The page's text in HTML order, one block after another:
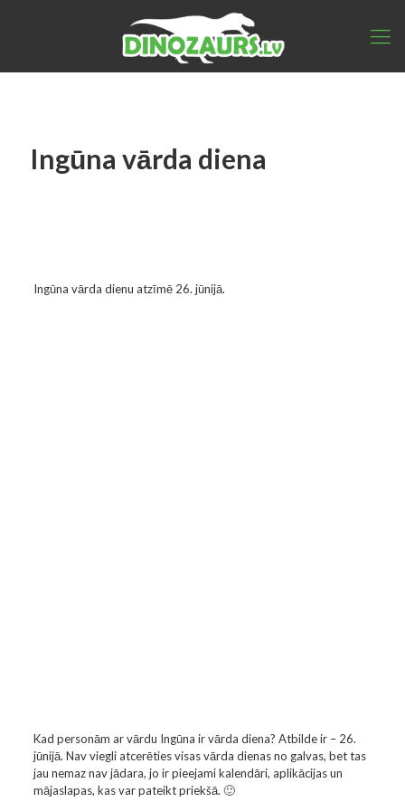
Ingūna vārda diena
Ingūna vārda dienu atzīmē 26. jūnijā.
Kad personām ar vārdu Ingūna ir vārda diena? Atbilde ir – 26.
jūnijā. Nav viegli atcerēties visas vārda dienas no galvas, bet tas
jau nemaz nav jādara, jo ir pieejami kalendāri, aplikācijas un
mājaslapas, kas var pateikt priekšā. 🙂